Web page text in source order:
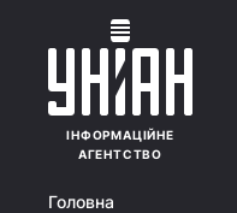
ІНФОРМАЦІЙНЕ
АГЕНТСТВО
Головна